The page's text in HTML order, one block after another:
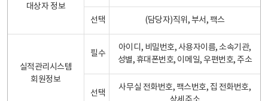
대상자 정보
선택 (담당자)직위, 부서, 팩스
실적관리시스템
회원정보
필수
아이디, 비밀번호, 사용자이름, 소속기관,
성별, 휴대폰번호, 이메일, 우편번호, 주소
선택
사무실 전화번호, 팩스번호, 집 전화번호,